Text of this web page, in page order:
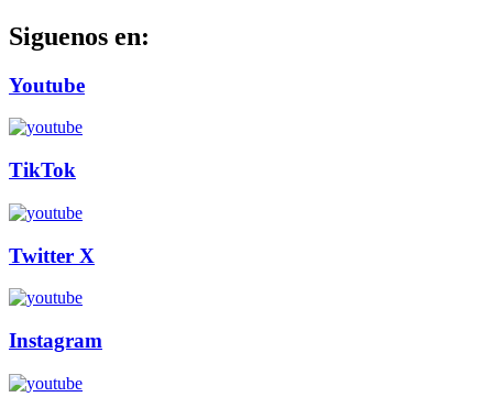
Siguenos en:
Youtube
TikTok
Twitter X
Instagram